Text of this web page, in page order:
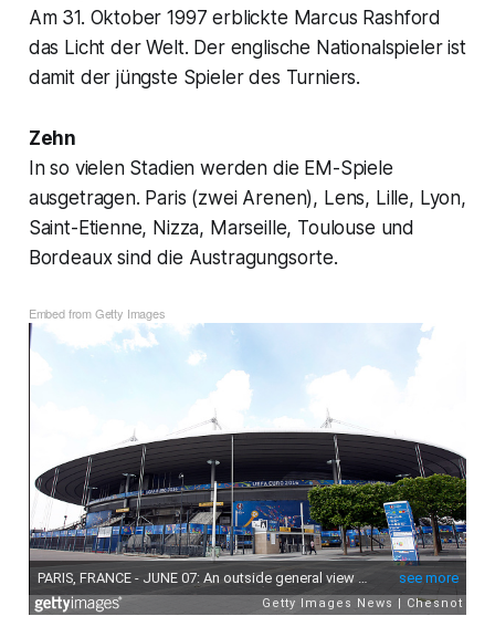
Am 31. Oktober 1997 erblickte Marcus Rashford
das Licht der Welt. Der englische Nationalspieler ist
damit der jüngste Spieler des Turniers.
Zehn
In so vielen Stadien werden die EM-Spiele
ausgetragen. Paris (zwei Arenen), Lens, Lille, Lyon,
Saint-Etienne, Nizza, Marseille, Toulouse und
Bordeaux sind die Austragungsorte.
Embed from Getty Images